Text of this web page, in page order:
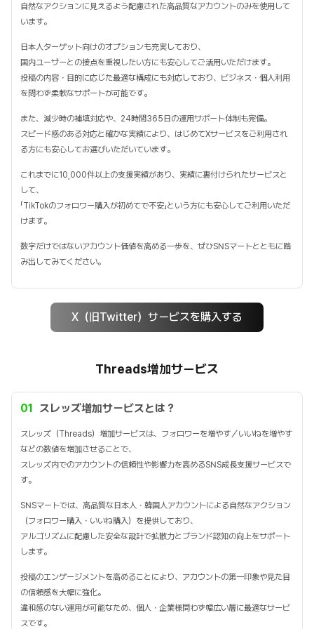
自然なアクションに見えるよう配慮された高品質なアカウントのみを使用して
います。
日本人ターゲット向けのオプションも充実しており、
国内ユーザーとの接点を重視したい方にも安心してご活用いただけます。
投稿の内容・目的に応じた最適な構成にも対応しており、ビジネス・個人利用
を問わず柔軟なサポートが可能です。
また、減少時の補填対応や、24時間365日の運用サポート体制も完備。
スピード感のある対応と確かな実績により、はじめてXサービスをご利用され
る方にも安心してお選びいただいています。
これまでに10,000件以上の支援実績があり、実績に裏付けられたサービスと
して、
「TikTokのフォロワー購入が初めてで不安」という方にも安心してご利用いただ
けます。
数字だけではないアカウント価値を高める一歩を、ぜひSNSマートとともに踏
み出してみてください。
X（旧Twitter）サービスを購入する
Threads増加サービス
01 スレッズ増加サービスとは？
スレッズ（Threads）増加サービスは、フォロワーを増やす／いいねを増やす
などの数値を増加させることで、
スレッズ内でのアカウントの信頼性や影響力を高めるSNS成長支援サービスで
す。
SNSマートでは、高品質な日本人・韓国人アカウントによる自然なアクション
（フォロワー購入・いいね購入）を提供しており、
アルゴリズムに配慮した安全な設計で拡散力とブランド認知の向上をサポート
します。
投稿のエンゲージメントを高めることにより、アカウントの第一印象や見た目
の信頼感を大幅に強化。
違和感のない運用が可能なため、個人・企業様問わず幅広い層に最適なサービ
スです。